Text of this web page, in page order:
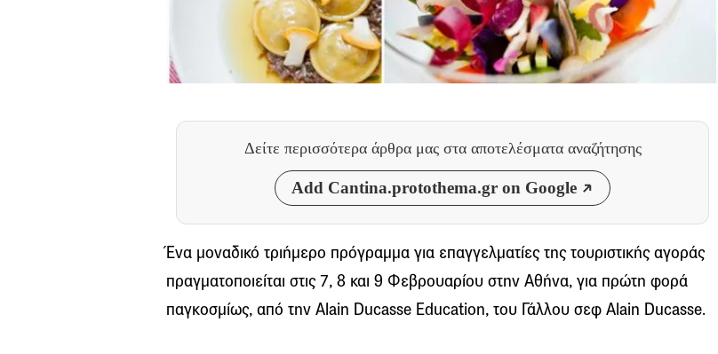
Δείτε περισσότερα άρθρα μας στα αποτελέσματα αναζήτησης
Add Cantina.protothema.gr on Google
Ένα μοναδικό τριήμερο πρόγραμμα για επαγγελματίες της τουριστικής αγοράς
πραγματοποιείται στις 7, 8 και 9 Φεβρουαρίου στην Αθήνα, για πρώτη φορά
παγκοσμίως, από την Alain Ducasse Education, του Γάλλου σεφ Alain Ducasse.